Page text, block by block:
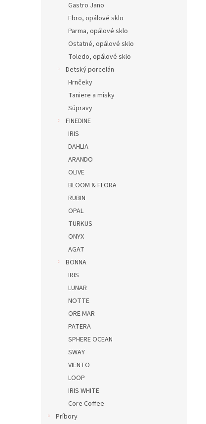
Gastro Jano
Ebro, opálové sklo
Parma, opálové sklo
Ostatné, opálové sklo
Toledo, opálové sklo
Detský porcelán
Hrnčeky
Taniere a misky
Súpravy
FINEDINE
IRIS
DAHLIA
ARANDO
OLIVE
BLOOM & FLORA
RUBIN
OPAL
TURKUS
ONYX
AGAT
BONNA
IRIS
LUNAR
NOTTE
ORE MAR
PATERA
SPHERE OCEAN
SWAY
VIENTO
LOOP
IRIS WHITE
Core Coffee
Príbory